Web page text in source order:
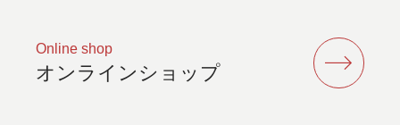
Online shop
オンラインショップ